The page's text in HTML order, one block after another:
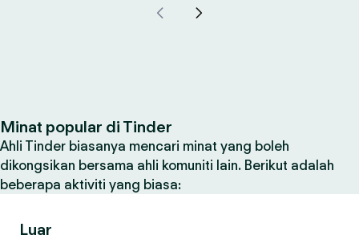
Minat popular di Tinder
Ahli Tinder biasanya mencari minat yang boleh
dikongsikan bersama ahli komuniti lain. Berikut adalah
beberapa aktiviti yang biasa:
Luar